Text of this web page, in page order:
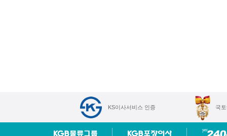
KS이사서비스 인증 국